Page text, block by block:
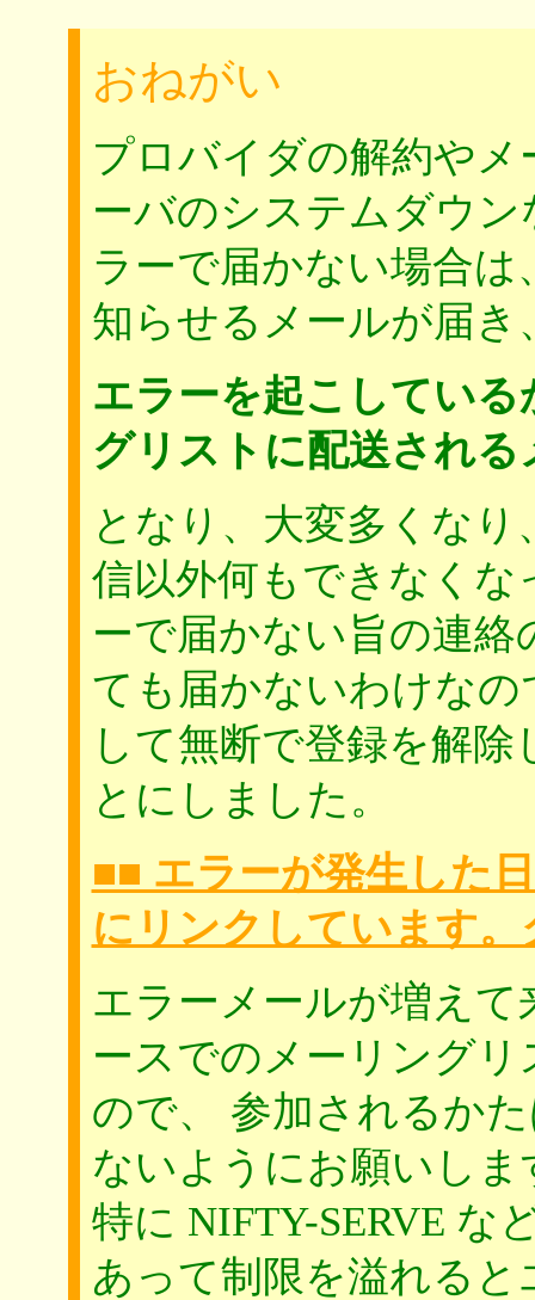
おねがい
プロバイダの解約や
ーバのシステムダウ
ラーで届かない場合
知らせるメールが届き
エラーを起こしてい
グリストに配送される
となり、大変多くな
信以外何もできなく
ーで届かない旨の連
ても届かないわけな
して無断で登録を解
とにしました。
■■ エラーが発生した
にリンクしています
エラーメールが増え
ースでのメーリング
ので、 参加されるか
ないようにお願いしま
特に NIFTY-SERVE な
あって制限を溢れる